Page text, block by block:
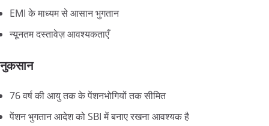
EMI के माध्यम से आसान भुगतान
न्यूनतम दस्तावेज़ आवश्यकताएँ
नुकसान
76 वर्ष की आयु तक के पेंशनभोगियों तक सीमित
पेंशन भुगतान आदेश को SBI में बनाए रखना आवश्यक है